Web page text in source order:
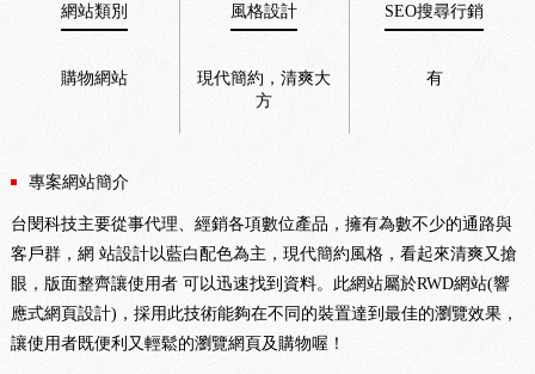
網站類別
購物網站
風格設計
現代簡約，清爽大
方
SEO搜尋行銷
有
專案網站簡介
台閔科技主要從事代理、經銷各項數位產品，擁有為數不少的通路與
客戶群，網 站設計以藍白配色為主，現代簡約風格，看起來清爽又搶
眼，版面整齊讓使用者 可以迅速找到資料。此網站屬於RWD網站(響
應式網頁設計)，採用此技術能夠在不同的裝置達到最佳的瀏覽效果，
讓使用者既便利又輕鬆的瀏覽網頁及購物喔！